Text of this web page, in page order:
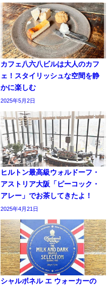
カフェ八六八ビルは大人のカフ
ェ！スタイリッシュな空間を静
かに楽しむ
2025年5月2日
ヒルトン最高級ウォルドーフ・
アストリア大阪「ピーコック・
アレー」でお茶してきたよ！
2025年4月21日
シャルボネル エ ウォーカーの